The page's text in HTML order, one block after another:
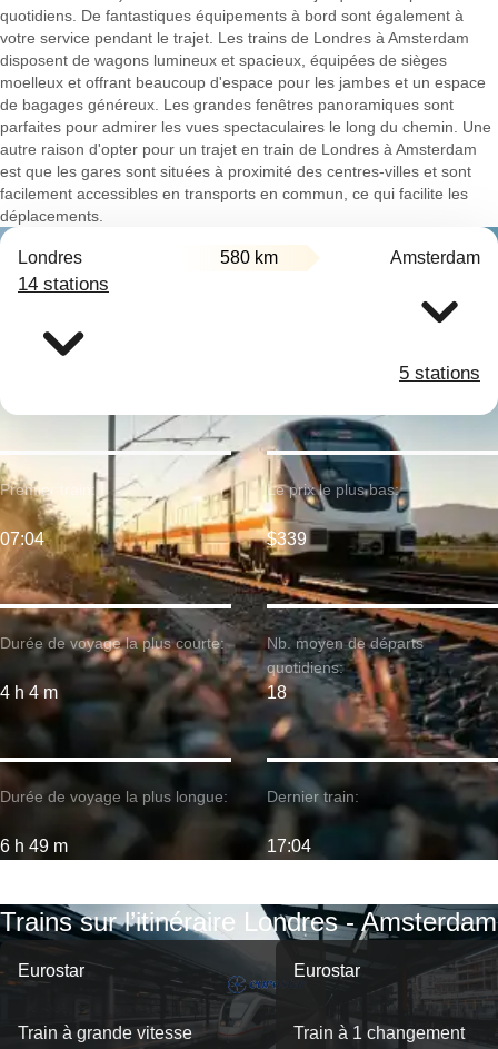
quotidiens. De fantastiques équipements à bord sont également à
votre service pendant le trajet. Les trains de Londres à Amsterdam
disposent de wagons lumineux et spacieux, équipées de sièges
moelleux et offrant beaucoup d'espace pour les jambes et un espace
de bagages généreux. Les grandes fenêtres panoramiques sont
parfaites pour admirer les vues spectaculaires le long du chemin. Une
autre raison d'opter pour un trajet en train de Londres à Amsterdam
est que les gares sont situées à proximité des centres-villes et sont
facilement accessibles en transports en commun, ce qui facilite les
déplacements.
Londres 580 km Amsterdam
14 stations
5 stations
Durée de voyage la plus courte:
4 h 4 m
Premier train:
07:04
Durée de voyage la plus longue:
6 h 49 m
Le prix le plus bas:
$339
Nb. moyen de départs
quotidiens:
18
Dernier train:
17:04
Trains sur l’itinéraire Londres - Amsterdam
Eurostar
Train à grande vitesse
Eurostar
Train à 1 changement